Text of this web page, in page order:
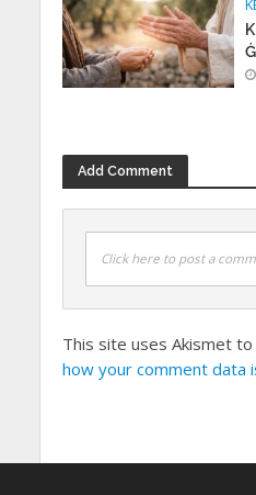
Add Comment
Click here to post a
This site uses Akismet
how your comment data